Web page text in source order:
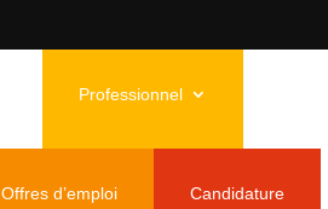
Professionnel
Offres d’emploi Candidature